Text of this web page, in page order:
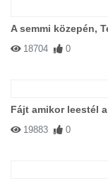
A semmi közepén,
18704 0
Fájt amikor leestél
19883 0